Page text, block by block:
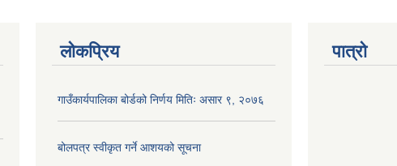
लोकप्रिय
गाउँकार्यपालिका बोर्डको निर्णय मितिः असार ९, २०७६
बोलपत्र स्वीकृत गर्ने आशयको सूचना
पात्रो